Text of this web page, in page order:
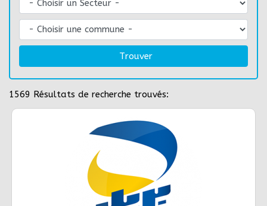
Trouver
1569 Résultats de recherche trouvés: